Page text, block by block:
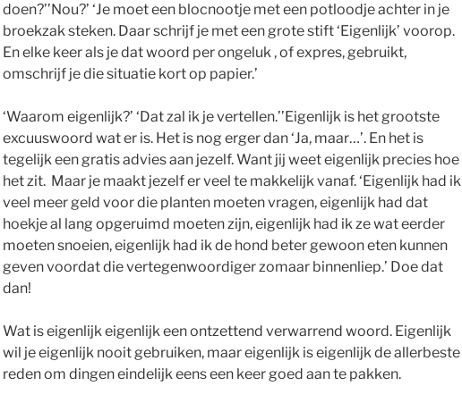
doen?’’Nou?’ ‘Je moet een blocnootje met een potloodje achter in je
broekzak steken. Daar schrijf je met een grote stift ‘Eigenlijk’ voorop.
En elke keer als je dat woord per ongeluk , of expres, gebruikt,
omschrijf je die situatie kort op papier.’
‘Waarom eigenlijk?’ ‘Dat zal ik je vertellen.’’Eigenlijk is het grootste
excuuswoord wat er is. Het is nog erger dan ‘Ja, maar…’. En het is
tegelijk een gratis advies aan jezelf. Want jij weet eigenlijk precies hoe
het zit. Maar je maakt jezelf er veel te makkelijk vanaf. ‘Eigenlijk had ik
veel meer geld voor die planten moeten vragen, eigenlijk had dat
hoekje al lang opgeruimd moeten zijn, eigenlijk had ik ze wat eerder
moeten snoeien, eigenlijk had ik de hond beter gewoon eten kunnen
geven voordat die vertegenwoordiger zomaar binnenliep.’ Doe dat
dan!
Wat is eigenlijk eigenlijk een ontzettend verwarrend woord. Eigenlijk
wil je eigenlijk nooit gebruiken, maar eigenlijk is eigenlijk de allerbeste
reden om dingen eindelijk eens een keer goed aan te pakken.